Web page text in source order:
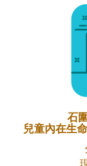
石
兒童內在生